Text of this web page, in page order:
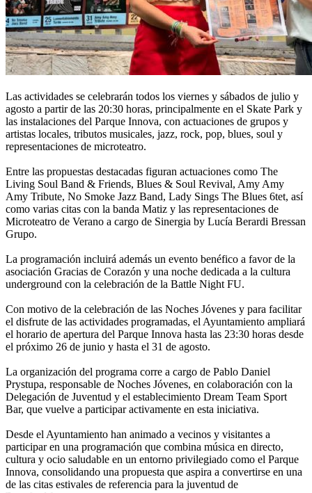
Las actividades se celebrarán todos los viernes y sábados de julio y
agosto a partir de las 20:30 horas, principalmente en el Skate Park y
las instalaciones del Parque Innova, con actuaciones de grupos y
artistas locales, tributos musicales, jazz, rock, pop, blues, soul y
representaciones de microteatro.
Entre las propuestas destacadas figuran actuaciones como The
Living Soul Band & Friends, Blues & Soul Revival, Amy Amy
Amy Tribute, No Smoke Jazz Band, Lady Sings The Blues 6tet, así
como varias citas con la banda Matiz y las representaciones de
Microteatro de Verano a cargo de Sinergia by Lucía Berardi Bressan
Grupo.
La programación incluirá además un evento benéfico a favor de la
asociación Gracias de Corazón y una noche dedicada a la cultura
underground con la celebración de la Battle Night FU.
Con motivo de la celebración de las Noches Jóvenes y para facilitar
el disfrute de las actividades programadas, el Ayuntamiento ampliará
el horario de apertura del Parque Innova hasta las 23:30 horas desde
el próximo 26 de junio y hasta el 31 de agosto.
La organización del programa corre a cargo de Pablo Daniel
Prystupa, responsable de Noches Jóvenes, en colaboración con la
Delegación de Juventud y el establecimiento Dream Team Sport
Bar, que vuelve a participar activamente en esta iniciativa.
Desde el Ayuntamiento han animado a vecinos y visitantes a
participar en una programación que combina música en directo,
cultura y ocio saludable en un entorno privilegiado como el Parque
Innova, consolidando una propuesta que aspira a convertirse en una
de las citas estivales de referencia para la juventud de